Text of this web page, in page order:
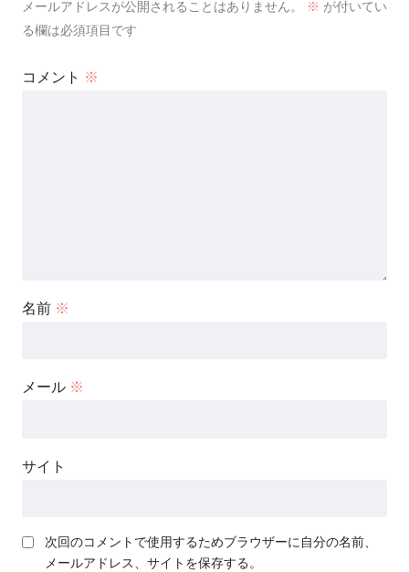
メールアドレスが公開されることはありません。 ※ が付いてい
る欄は必須項目です
コメント ※
名前 ※
メール ※
サイト
次回のコメントで使用するためブラウザーに自分の名前、
メールアドレス、サイトを保存する。